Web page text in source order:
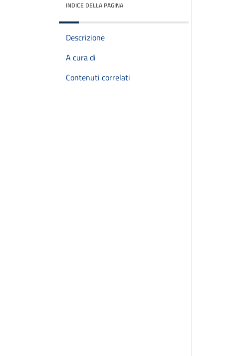
INDICE DELLA PAGINA
Descrizione
A cura di
Contenuti correlati